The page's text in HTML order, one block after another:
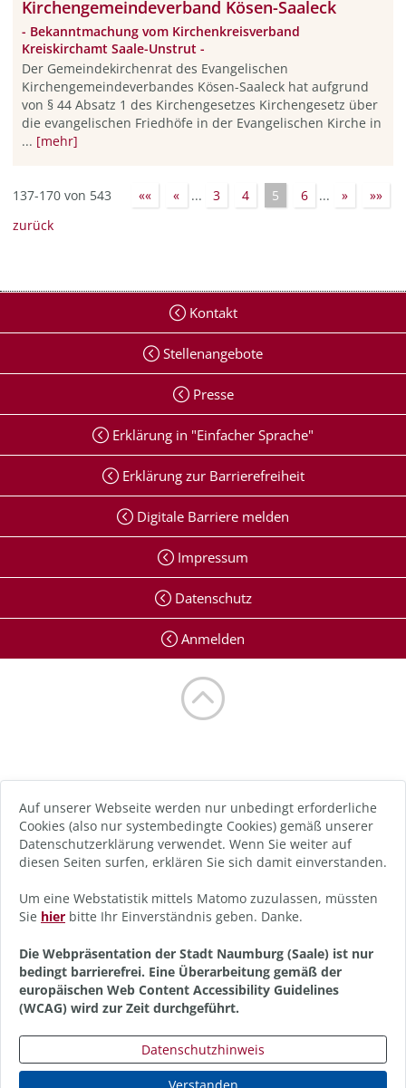
Auf unserer Webseite werden nur unbedingt erforderliche
Cookies (also nur systembedingte Cookies) gemäß unserer
Datenschutzerklärung verwendet. Wenn Sie weiter auf
diesen Seiten surfen, erklären Sie sich damit einverstanden.
Um eine Webstatistik mittels Matomo zuzulassen, müssten
Sie hier bitte Ihr Einverständnis geben. Danke.
Die Webpräsentation der Stadt Naumburg (Saale) ist nur
bedingt barrierefrei. Eine Überarbeitung gemäß der
europäischen Web Content Accessibility Guidelines
(WCAG) wird zur Zeit durchgeführt.
Datenschutzhinweis
Kirchengemeindeverband Kösen-Saaleck
- Bekanntmachung vom Kirchenkreisverband
Kreiskirchamt Saale-Unstrut -
Der Gemeindekirchenrat des Evangelischen
Kirchengemeindeverbandes Kösen-Saaleck hat auf­grund
von § 44 Absatz 1 des Kirchengesetzes Kirchengesetz über
die evangelischen Friedhöfe in der Evangelischen Kirche in
... [mehr]
137-170 von 543 «« « ... 3 4 5 6 ... »
»»
zurück
Kontakt
Stellenangebote
Presse
Erklärung in "Einfacher Sprache"
Erklärung zur Barrierefreiheit
Digitale Barriere melden
Impressum
Datenschutz
Anmelden